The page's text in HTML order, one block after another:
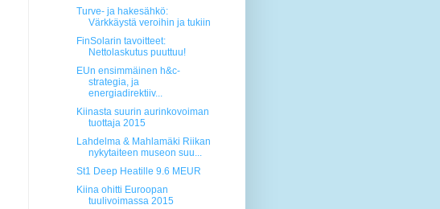
Turve- ja hakesähkö:
Värkkäystä veroihin ja tukiin
FinSolarin tavoitteet:
Nettolaskutus puuttuu!
EUn ensimmäinen h&c-
strategia, ja
energiadirektiiv...
Kiinasta suurin aurinkovoiman
tuottaja 2015
Lahdelma & Mahlamäki Riikan
nykytaiteen museon suu...
St1 Deep Heatille 9.6 MEUR
Kiina ohitti Euroopan
tuulivoimassa 2015